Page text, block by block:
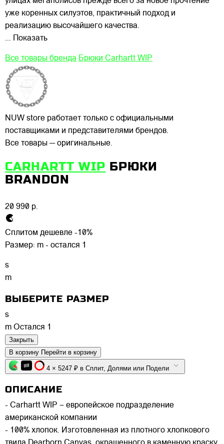
уже коренных силуэтов, практичный подход и
реализацию высочайшего качества.
... Показать
Все товары бренда Брюки Carhartt WIP
NUW store работает только с официальными
поставщиками и представителями брендов.
Все товары — оригинальные.
CARHARTT WIP БРЮКИ
BRANDON
20 990 р.
Сплитом дешевле -10%
Размер: m - остался 1
s
m
ВЫБЕРИТЕ РАЗМЕР
s
m Остался 1
Закрыть
В корзину Перейти в корзину
4 × 5247 ₽ в Сплит, Долями или Подели
ОПИСАНИЕ
- Carhartt WIP – европейское подразделение
американской компании
- 100% хлопок. Изготовленная из плотного хлопкового